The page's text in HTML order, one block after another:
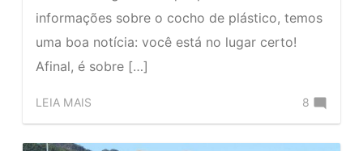
informações sobre o cocho de plástico, temos
uma boa notícia: você está no lugar certo!
Afinal, é sobre […]
LEIA MAIS
Comente
Cocho
8